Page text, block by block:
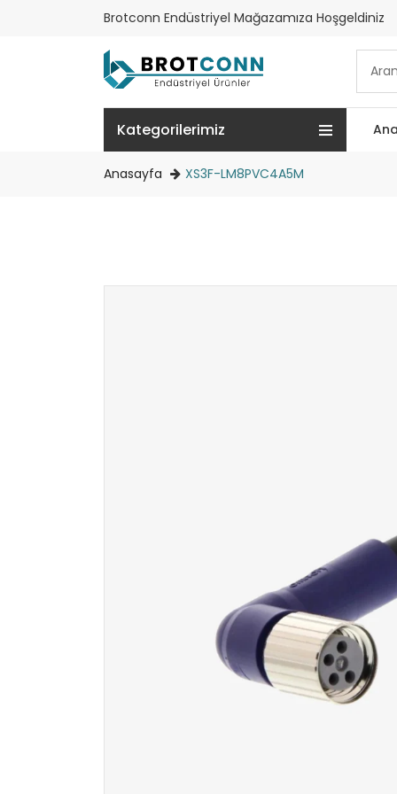
Brotconn Endüstriyel Mağazamıza Hoşgeldiniz
Kategorilerimiz
Anasayfa XS3F-LM8PVC4A5M